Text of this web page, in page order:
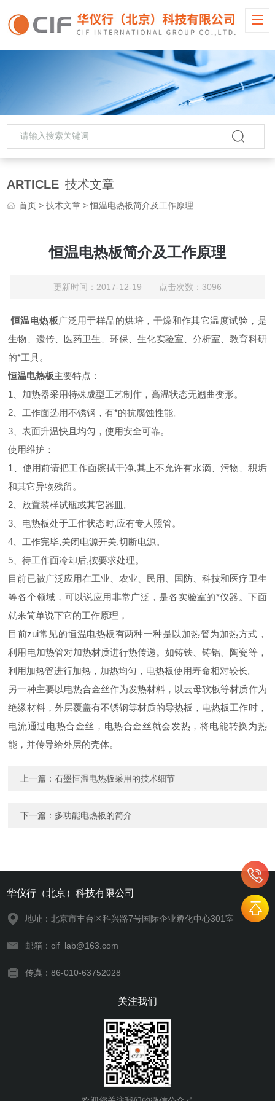
ARTICLE 技术文章
首页 >技术文章 > 恒温电热板简介及工作原理
恒温电热板简介及工作原理
更新时间：2017-12-19 点击次数：3096
恒温电热板广泛用于样品的烘培，干燥和作其它温度试验，是
生物、遗传、医药卫生、环保、生化实验室、分析室、教育科研
的*工具。
恒温电热板主要特点：
1、加热器采用特殊成型工艺制作，高温状态无翘曲变形。
2、工作面选用不锈钢，有*的抗腐蚀性能。
3、表面升温快且均匀，使用安全可靠。
使用维护：
1、使用前请把工作面擦拭干净,其上不允许有水滴、污物、积垢
和其它异物残留。
2、放置装样试瓶或其它器皿。
3、电热板处于工作状态时,应有专人照管。
4、工作完毕,关闭电源开关,切断电源。
5、待工作面冷却后,按要求处理。
目前已被广泛应用在工业、农业、民用、国防、科技和医疗卫生
等各个领域，可以说应用非常广泛，是各实验室的*仪器。下面
就来简单说下它的工作原理，
目前zui常见的恒温电热板有两种一种是以加热管为加热方式，
利用电加热管对加热材质进行热传递。如铸铁、铸铝、陶瓷等，
利用加热管进行加热，加热均匀，电热板使用寿命相对较长。
另一种主要以电热合金丝作为发热材料，以云母软板等材质作为
绝缘材料，外层覆盖有不锈钢等材质的导热板，电热板工作时，
电流通过电热合金丝，电热合金丝就会发热，将电能转换为热
能，并传导给外层的壳体。
上一篇：石墨恒温电热板采用的技术细节
下一篇： 多功能电热板的简介
华仪行（北京）科技有限公司
地址：北京市丰台区科兴路7号国际企业孵化中心301室
邮箱：cif_lab@163.com
传真：86-010-63752028
关注我们